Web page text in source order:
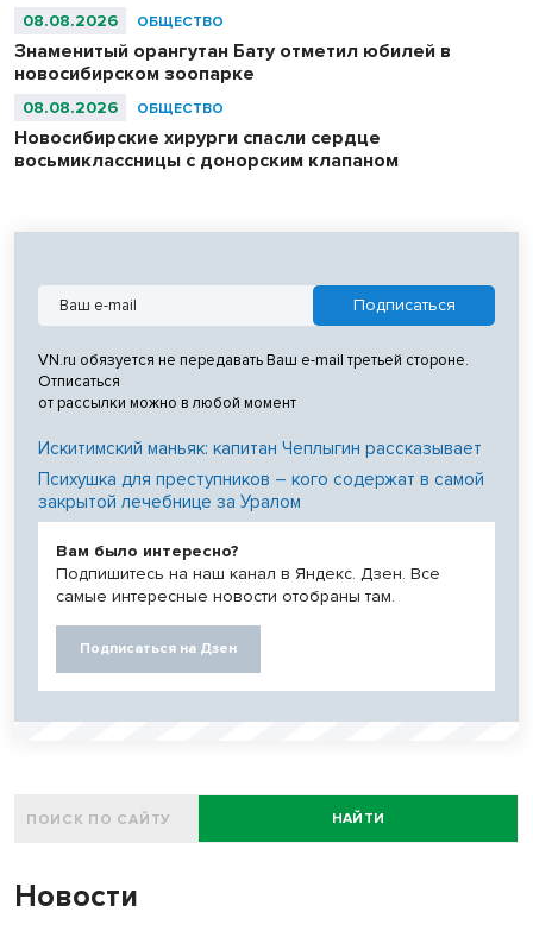
08.08.2026 ОБЩЕСТВО
Знаменитый орангутан Бату отметил юбилей в
новосибирском зоопарке
08.08.2026 ОБЩЕСТВО
Новосибирские хирурги спасли сердце
восьмиклассницы с донорским клапаном
VN.ru обязуется не передавать Ваш e-mail третьей стороне.
Отписаться
от рассылки можно в любой момент
Искитимский маньяк: капитан Чеплыгин рассказывает
Психушка для преступников – кого содержат в самой
закрытой лечебнице за Уралом
Вам было интересно?
Подпишитесь на наш канал в Яндекс. Дзен. Все
самые интересные новости отобраны там.
Подписаться на Дзен
НАЙТИ
Новости